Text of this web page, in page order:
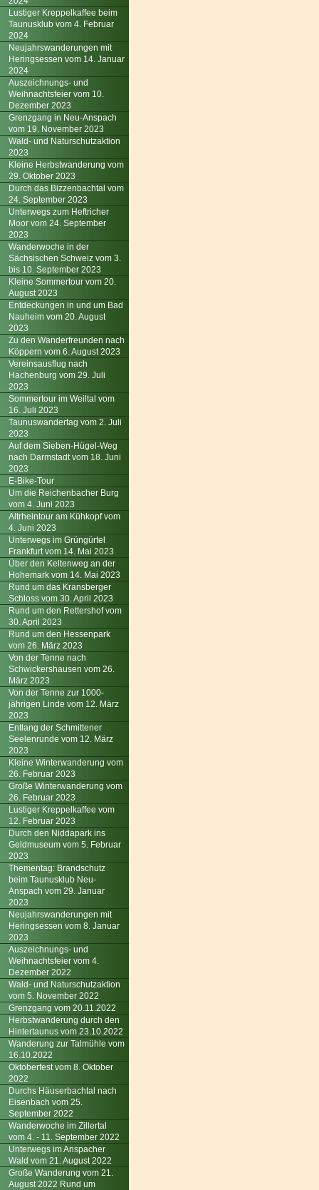
Lustiger Kreppelkaffee beim
Taunusklub vom 4. Februar
2024
Neujahrswanderungen mit
Heringsessen vom 14. Januar
2024
Auszeichnungs- und
Weihnachtsfeier vom 10.
Dezember 2023
Grenzgang in Neu-Anspach
vom 19. November 2023
Wald- und Naturschutzaktion
2023
Kleine Herbstwanderung vom
29. Oktober 2023
Durch das Bizzenbachtal vom
24. September 2023
Unterwegs zum Heftricher
Moor vom 24. September
2023
Wanderwoche in der
Sächsischen Schweiz vom 3.
bis 10. September 2023
Kleine Sommertour vom 20.
August 2023
Entdeckungen in und um Bad
Nauheim vom 20. August
2023
Zu den Wanderfreunden nach
Köppern vom 6. August 2023
Vereinsausflug nach
Hachenburg vom 29. Juli
2023
Sommertour im Weiltal vom
16. Juli 2023
Taunuswandertag vom 2. Juli
2023
Auf dem Sieben-Hügel-Weg
nach Darmstadt vom 18. Juni
2023
E-Bike-Tour
Um die Reichenbacher Burg
vom 4. Juni 2023
Altrheintour am Kühkopf vom
4. Juni 2023
Unterwegs im Grüngürtel
Frankfurt vom 14. Mai 2023
Über den Keltenweg an der
Hohemark vom 14. Mai 2023
Rund um das Kransberger
Schloss vom 30. April 2023
Rund um den Rettershof vom
30. April 2023
Rund um den Hessenpark
vom 26. März 2023
Von der Tenne nach
Schwickershausen vom 26.
März 2023
Von der Tenne zur 1000-
jährigen Linde vom 12. März
2023
Entlang der Schmittener
Seelenrunde vom 12. März
2023
Kleine Winterwanderung vom
26. Februar 2023
Große Winterwanderung vom
26. Februar 2023
Lustiger Kreppelkaffee vom
12. Februar 2023
Durch den Niddapark ins
Geldmuseum vom 5. Februar
2023
Thementag: Brandschutz
beim Taunusklub Neu-
Anspach vom 29. Januar
2023
Neujahrswanderungen mit
Heringsessen vom 8. Januar
2023
Auszeichnungs- und
Weihnachtsfeier vom 4.
Dezember 2022
Wald- und Naturschutzaktion
vom 5. November 2022
Grenzgang vom 20.11.2022
Herbstwanderung durch den
Hintertaunus vom 23.10.2022
Wanderung zur Talmühle vom
16.10.2022
Oktoberfest vom 8. Oktober
2022
Durchs Häuserbachtal nach
Eisenbach vom 25.
September 2022
Wanderwoche im Zillertal
vom 4. - 11. September 2022
Unterwegs im Anspacher
Wald vom 21. August 2022
Große Wanderung vom 21.
August 2022 Rund um